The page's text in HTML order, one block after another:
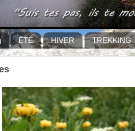
ÉTÉ HIVER TREKKING